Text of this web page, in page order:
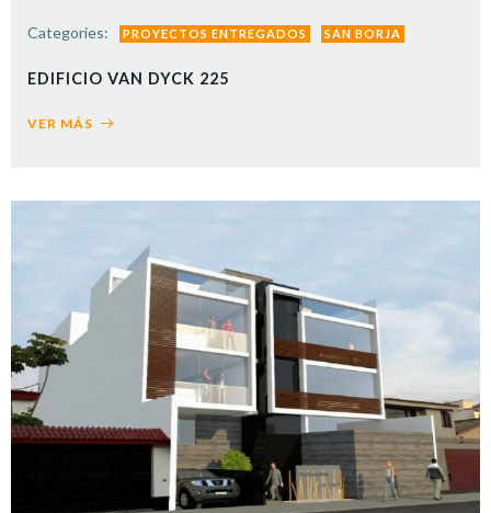
Categories: PROYECTOS ENTREGADOS SAN BORJA
EDIFICIO VAN DYCK 225
VER MÁS